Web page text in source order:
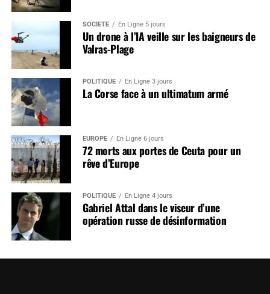
SOCIÉTÉ En Ligne 5 jours
Un drone à l’IA veille sur les baigneurs de
Valras-Plage
POLITIQUE En Ligne 3 jours
La Corse face à un ultimatum armé
EUROPE En Ligne 6 jours
72 morts aux portes de Ceuta pour un
rêve d’Europe
POLITIQUE En Ligne 4 jours
Gabriel Attal dans le viseur d’une
opération russe de désinformation